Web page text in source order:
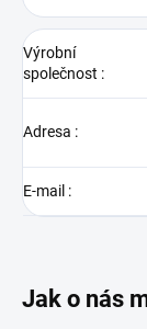
Výrobní
společnost :
Adresa :
E-mail :